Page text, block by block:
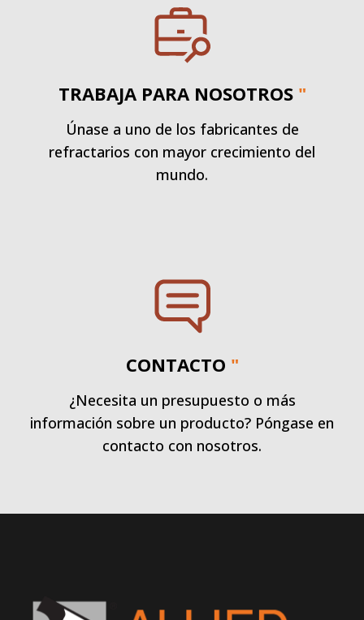
TRABAJA PARA NOSOTROS "
Únase a uno de los fabricantes de
refractarios con mayor crecimiento del
mundo.
CONTACTO "
¿Necesita un presupuesto o más
información sobre un producto? Póngase en
contacto con nosotros.